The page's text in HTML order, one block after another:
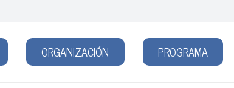
ORGANIZACIÓN PROGRAMA